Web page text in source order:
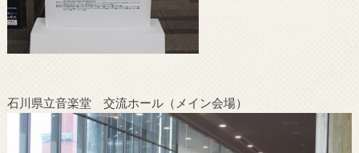
石川県立音楽堂 交流ホール（メイン会場）